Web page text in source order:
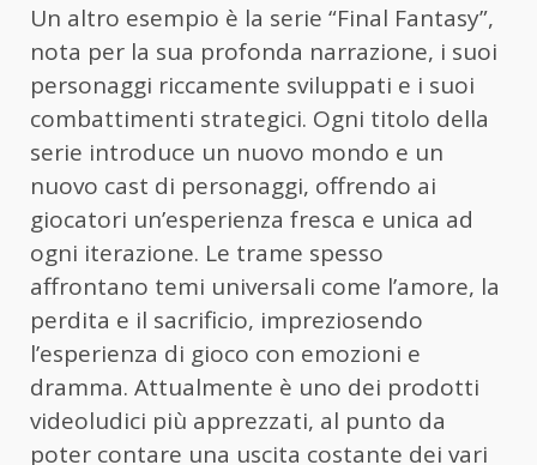
Un altro esempio è la serie “Final Fantasy”,
nota per la sua profonda narrazione, i suoi
personaggi riccamente sviluppati e i suoi
combattimenti strategici. Ogni titolo della
serie introduce un nuovo mondo e un
nuovo cast di personaggi, offrendo ai
giocatori un’esperienza fresca e unica ad
ogni iterazione. Le trame spesso
affrontano temi universali come l’amore, la
perdita e il sacrificio, impreziosendo
l’esperienza di gioco con emozioni e
dramma. Attualmente è uno dei prodotti
videoludici più apprezzati, al punto da
poter contare una uscita costante dei vari